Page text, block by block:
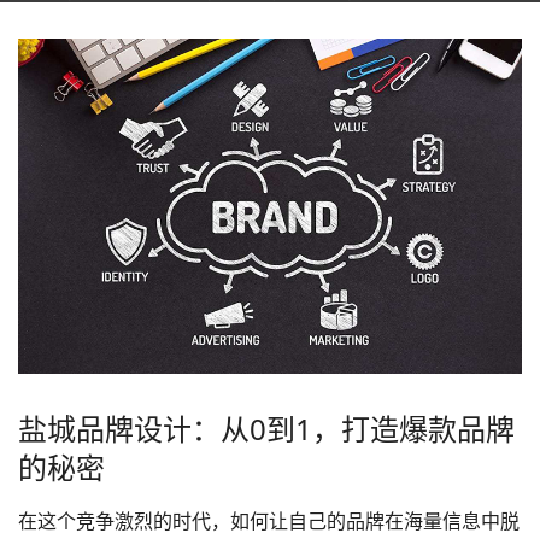
盐城品牌设计：从0到1，打造爆款品牌
的秘密
在这个竞争激烈的时代，如何让自己的品牌在海量信息中脱